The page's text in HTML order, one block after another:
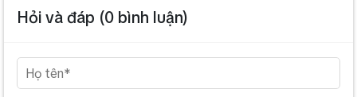
Hỏi và đáp (0 bình luận)